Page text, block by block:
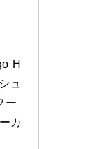
H
ュ
ー
カ